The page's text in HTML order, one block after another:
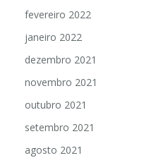
fevereiro 2022
janeiro 2022
dezembro 2021
novembro 2021
outubro 2021
setembro 2021
agosto 2021